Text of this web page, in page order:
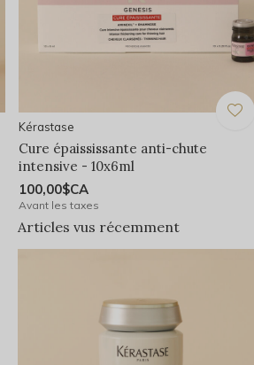
Kérastase
Cure épaississante anti-chute
intensive - 10x6ml
100,00$CA
Avant les taxes
Articles vus récemment